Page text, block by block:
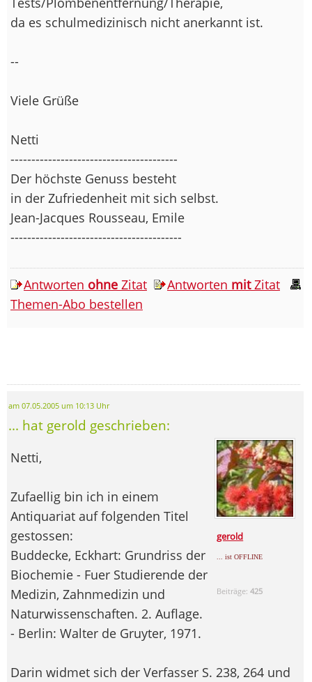
da es schulmedizinisch nicht anerkannt ist.
--
Viele Grüße
Netti
----------------------------------------
Der höchste Genuss besteht
in der Zufriedenheit mit sich selbst.
Jean-Jacques Rousseau, Emile
-----------------------------------------
Antworten ohne Zitat Antworten mitZitat
Themen-Abo bestellen
am 07.05.2005 um 10:13 Uhr
... hat gerold geschrieben:
gerold
... ist OFFLINE
Beiträge:425
Netti,
Zufaellig bin ich in einem
Antiquariat auf folgenden Titel
gestossen:
Buddecke, Eckhart: Grundriss der
Biochemie - Fuer Studierende der
Medizin, Zahnmedizin und
Naturwissenschaften. 2. Auflage.
- Berlin: Walter de Gruyter, 1971.
Darin widmet sich der Verfasser S. 238, 264 und